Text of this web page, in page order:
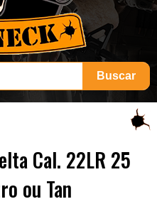
Buscar
Cal. 22LR 25
ou Tan